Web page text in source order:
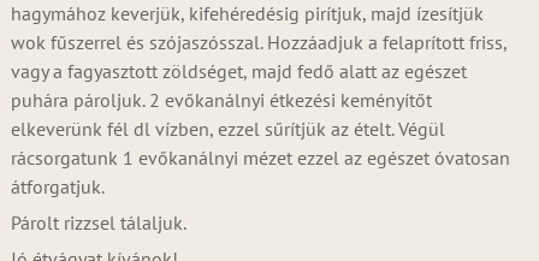
hagymához keverjük, kifehéredésig pirítjuk, majd ízesítjük
wok fűszerrel és szójaszósszal. Hozzáadjuk a felaprított friss,
vagy a fagyasztott zöldséget, majd fedő alatt az egészet
puhára pároljuk. 2 evőkanálnyi étkezési keményítőt
elkeverünk fél dl vízben, ezzel sűrítjük az ételt. Végül
rácsorgatunk 1 evőkanálnyi mézet ezzel az egészet óvatosan
átforgatjuk.
Párolt rizzsel tálaljuk.